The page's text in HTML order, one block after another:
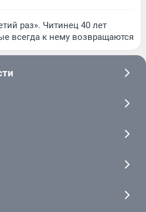
раз». Читинец 40 лет
всегда к нему возвращаются